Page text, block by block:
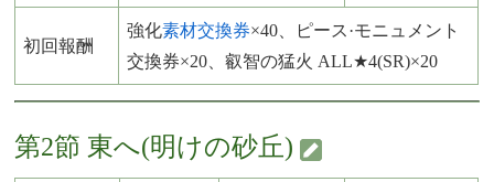
初回報酬
強化素材交換券×40、ピース·モニュメント
交換券×20、叡智の猛火 ALL★4(SR)×20
第2節 東へ(明けの砂丘)